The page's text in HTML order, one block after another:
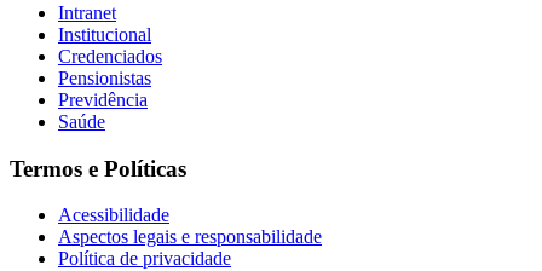
Intranet
Institucional
Credenciados
Pensionistas
Previdência
Saúde
Termos e Políticas
Acessibilidade
Aspectos legais e responsabilidade
Política de privacidade